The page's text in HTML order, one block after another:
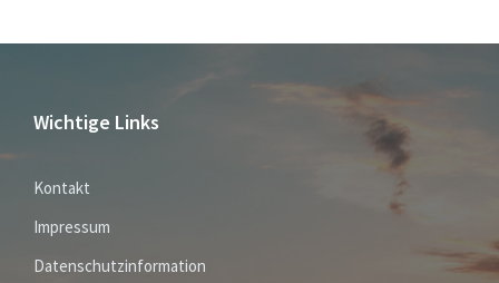
Wichtige Links
Kontakt
Impressum
Datenschutzinformation